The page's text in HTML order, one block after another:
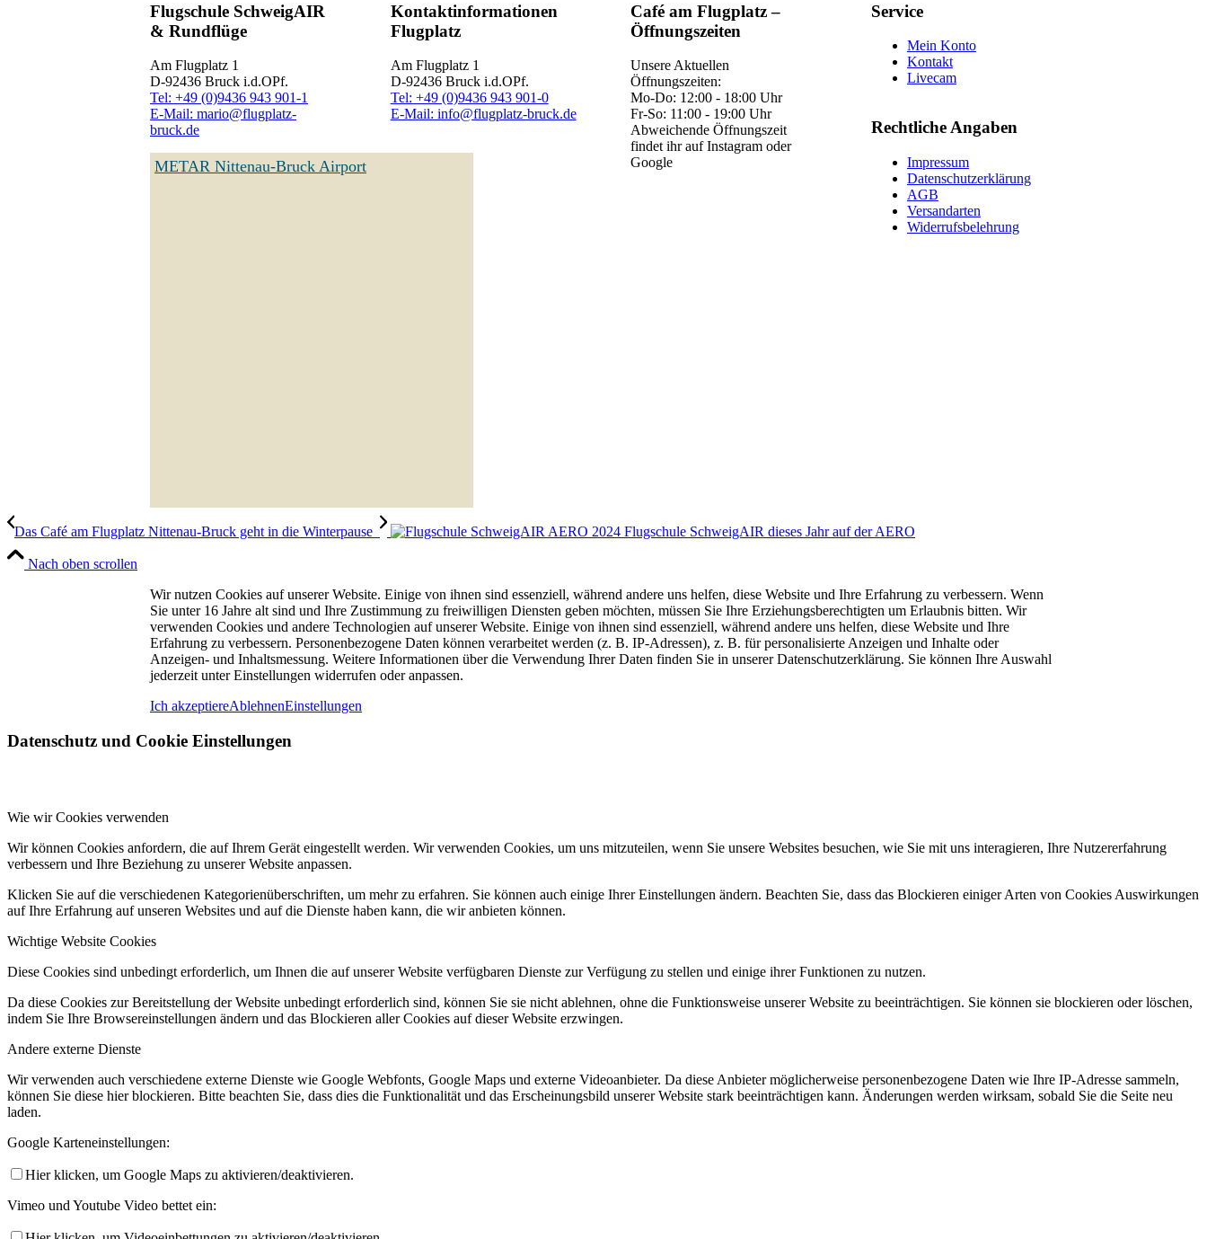
Flugschule SchweigAIR
& Rundflüge
Am Flugplatz 1
D-92436 Bruck i.d.OPf.
Tel: +49 (0)9436 943 901-1
E-Mail: mario@flugplatz-
bruck.de
METAR Nittenau-Bruck Airport
Kontaktinformationen
Flugplatz
Am Flugplatz 1
D-92436 Bruck i.d.OPf.
Tel: +49 (0)9436 943 901-0
E-Mail: info@flugplatz-bruck.de
Café am Flugplatz –
Öffnungszeiten
Unsere Aktuellen
Öffnungszeiten:
Mo-Do: 12:00 - 18:00 Uhr
Fr-So: 11:00 - 19:00 Uhr
Abweichende Öffnungszeit
findet ihr auf Instagram oder
Google
Service
Mein Konto
Kontakt
Livecam
Rechtliche Angaben
Impressum
Datenschutzerklärung
AGB
Versandarten
Widerrufsbelehrung
Das Café am Flugplatz Nittenau-Bruck geht in die Winterpause Flugschule SchweigAIR dieses Jahr auf der AERO
Nach oben scrollen
Wir nutzen Cookies auf unserer Website. Einige von ihnen sind essenziell, während andere uns helfen, diese Website und Ihre Erfahrung zu verbessern. Wenn
Sie unter 16 Jahre alt sind und Ihre Zustimmung zu freiwilligen Diensten geben möchten, müssen Sie Ihre Erziehungsberechtigten um Erlaubnis bitten. Wir
verwenden Cookies und andere Technologien auf unserer Website. Einige von ihnen sind essenziell, während andere uns helfen, diese Website und Ihre
Erfahrung zu verbessern. Personenbezogene Daten können verarbeitet werden (z. B. IP-Adressen), z. B. für personalisierte Anzeigen und Inhalte oder
Anzeigen- und Inhaltsmessung. Weitere Informationen über die Verwendung Ihrer Daten finden Sie in unserer Datenschutzerklärung. Sie können Ihre Auswahl
jederzeit unter Einstellungen widerrufen oder anpassen.
Ich akzeptiereAblehnenEinstellungen
Datenschutz und Cookie Einstellungen
Wie wir Cookies verwenden
Wir können Cookies anfordern, die auf Ihrem Gerät eingestellt werden. Wir verwenden Cookies, um uns mitzuteilen, wenn Sie unsere Websites besuchen, wie Sie mit uns interagieren, Ihre Nutzererfahrung
verbessern und Ihre Beziehung zu unserer Website anpassen.
Klicken Sie auf die verschiedenen Kategorienüberschriften, um mehr zu erfahren. Sie können auch einige Ihrer Einstellungen ändern. Beachten Sie, dass das Blockieren einiger Arten von Cookies Auswirkungen
auf Ihre Erfahrung auf unseren Websites und auf die Dienste haben kann, die wir anbieten können.
Wichtige Website Cookies
Diese Cookies sind unbedingt erforderlich, um Ihnen die auf unserer Website verfügbaren Dienste zur Verfügung zu stellen und einige ihrer Funktionen zu nutzen.
Da diese Cookies zur Bereitstellung der Website unbedingt erforderlich sind, können Sie sie nicht ablehnen, ohne die Funktionsweise unserer Website zu beeinträchtigen. Sie können sie blockieren oder löschen,
indem Sie Ihre Browsereinstellungen ändern und das Blockieren aller Cookies auf dieser Website erzwingen.
Andere externe Dienste
Wir verwenden auch verschiedene externe Dienste wie Google Webfonts, Google Maps und externe Videoanbieter. Da diese Anbieter möglicherweise personenbezogene Daten wie Ihre IP-Adresse sammeln,
können Sie diese hier blockieren. Bitte beachten Sie, dass dies die Funktionalität und das Erscheinungsbild unserer Website stark beeinträchtigen kann. Änderungen werden wirksam, sobald Sie die Seite neu
laden.
Google Karteneinstellungen:
Hier klicken, um Google Maps zu aktivieren/deaktivieren.
Vimeo und Youtube Video bettet ein: